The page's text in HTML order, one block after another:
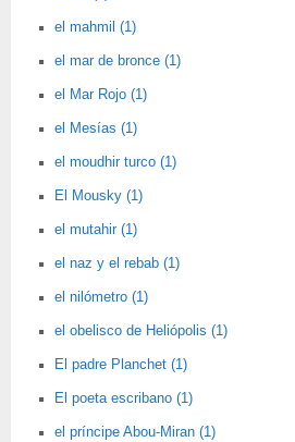
el mahmil (1)
el mar de bronce (1)
el Mar Rojo (1)
el Mesías (1)
el moudhir turco (1)
El Mousky (1)
el mutahir (1)
el naz y el rebab (1)
el nilómetro (1)
el obelisco de Heliópolis (1)
El padre Planchet (1)
El poeta escribano (1)
el príncipe Abou-Miran (1)